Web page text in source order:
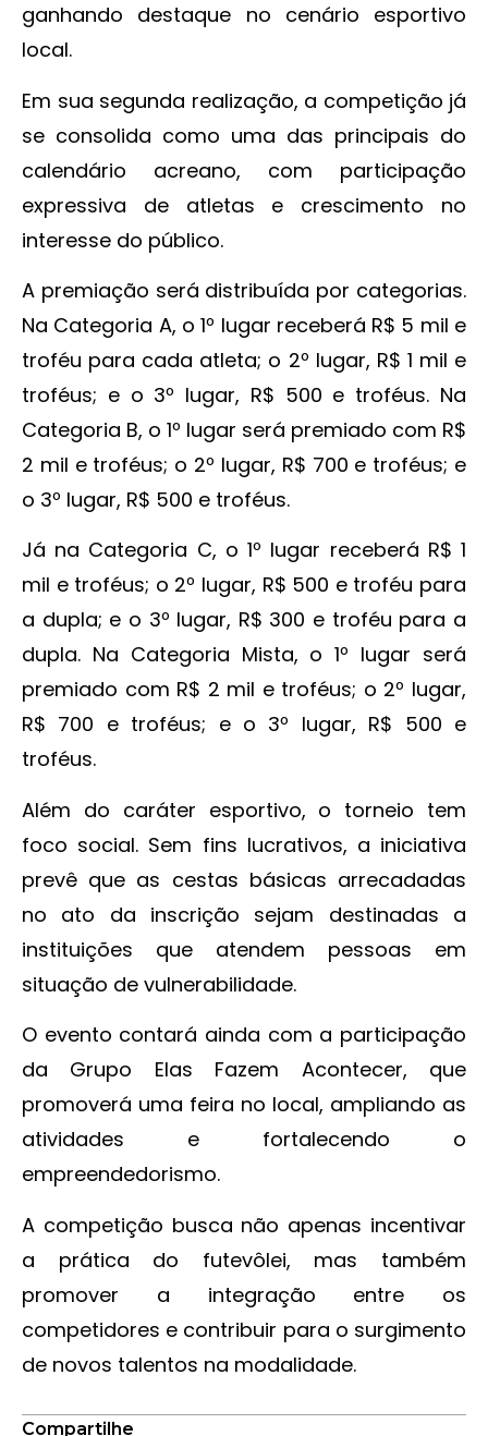
ganhando destaque no cenário esportivo
local.
Em sua segunda realização, a competição já
se consolida como uma das principais do
calendário acreano, com participação
expressiva de atletas e crescimento no
interesse do público.
A premiação será distribuída por categorias.
Na Categoria A, o 1º lugar receberá R$ 5 mil e
troféu para cada atleta; o 2º lugar, R$ 1 mil e
troféus; e o 3º lugar, R$ 500 e troféus. Na
Categoria B, o 1º lugar será premiado com R$
2 mil e troféus; o 2º lugar, R$ 700 e troféus; e
o 3º lugar, R$ 500 e troféus.
Já na Categoria C, o 1º lugar receberá R$ 1
mil e troféus; o 2º lugar, R$ 500 e troféu para
a dupla; e o 3º lugar, R$ 300 e troféu para a
dupla. Na Categoria Mista, o 1º lugar será
premiado com R$ 2 mil e troféus; o 2º lugar,
R$ 700 e troféus; e o 3º lugar, R$ 500 e
troféus.
Além do caráter esportivo, o torneio tem
foco social. Sem fins lucrativos, a iniciativa
prevê que as cestas básicas arrecadadas
no ato da inscrição sejam destinadas a
instituições que atendem pessoas em
situação de vulnerabilidade.
O evento contará ainda com a participação
da Grupo Elas Fazem Acontecer, que
promoverá uma feira no local, ampliando as
atividades e fortalecendo o
empreendedorismo.
A competição busca não apenas incentivar
a prática do futevôlei, mas também
promover a integração entre os
competidores e contribuir para o surgimento
de novos talentos na modalidade.
Compartilhe